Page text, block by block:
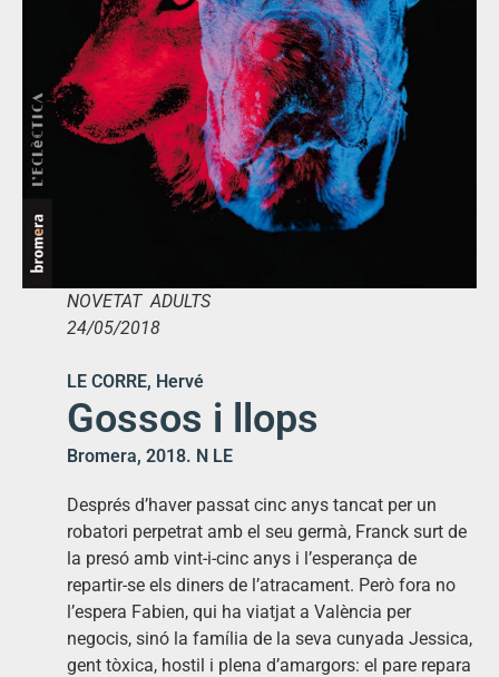
NOVETAT ADULTS
24/05/2018
LE CORRE, Hervé
Gossos i llops
Bromera, 2018. N LE
Després d’haver passat cinc anys tancat per un
robatori perpetrat amb el seu germà, Franck surt de
la presó amb vint-i-cinc anys i l’esperança de
repartir-se els diners de l’atracament. Però fora no
l’espera Fabien, qui ha viatjat a València per
negocis, sinó la família de la seva cunyada Jessica,
gent tòxica, hostil i plena d’amargors: el pare repara